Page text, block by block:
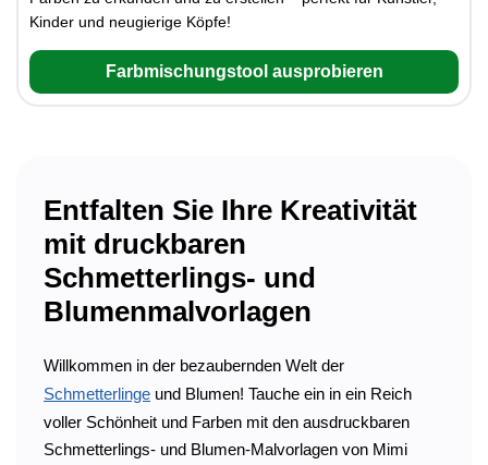
Kinder und neugierige Köpfe!
Farbmischungstool ausprobieren
Entfalten Sie Ihre Kreativität
mit druckbaren
Schmetterlings- und
Blumenmalvorlagen
Willkommen in der bezaubernden Welt der
Schmetterlinge und Blumen! Tauche ein in ein Reich
voller Schönheit und Farben mit den ausdruckbaren
Schmetterlings- und Blumen-Malvorlagen von Mimi